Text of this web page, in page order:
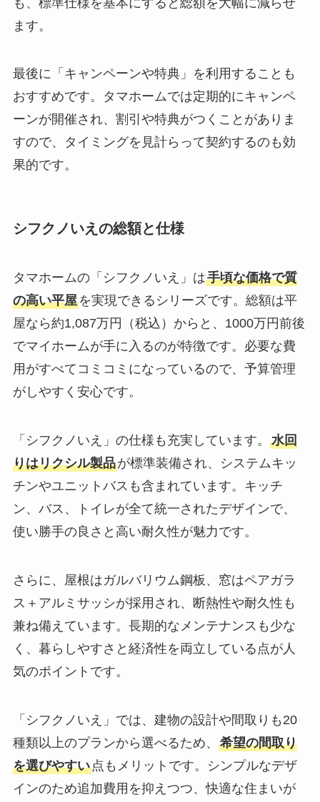
ます。
最後に「キャンペーンや特典」を利用することも
おすすめです。タマホームでは定期的にキャンペ
ーンが開催され、割引や特典がつくことがありま
すので、タイミングを見計らって契約するのも効
果的です。
シフクノいえの総額と仕様
タマホームの「シフクノいえ」は手頃な価格で質
の高い平屋を実現できるシリーズです。総額は平
屋なら約1,087万円（税込）からと、1000万円前後
でマイホームが手に入るのが特徴です。必要な費
用がすべてコミコミになっているので、予算管理
がしやすく安心です。
「シフクノいえ」の仕様も充実しています。 水回
りはリクシル製品が標準装備され、システムキッ
チンやユニットバスも含まれています。キッチ
ン、バス、トイレが全て統一されたデザインで、
使い勝手の良さと高い耐久性が魅力です。
さらに、屋根はガルバリウム鋼板、窓はペアガラ
ス＋アルミサッシが採用され、断熱性や耐久性も
兼ね備えています。長期的なメンテナンスも少な
く、暮らしやすさと経済性を両立している点が人
気のポイントです。
「シフクノいえ」では、建物の設計や間取りも20
種類以上のプランから選べるため、 希望の間取り
を選びやすい点もメリットです。シンプルなデザ
インのため追加費用を抑えつつ、快適な住まいが